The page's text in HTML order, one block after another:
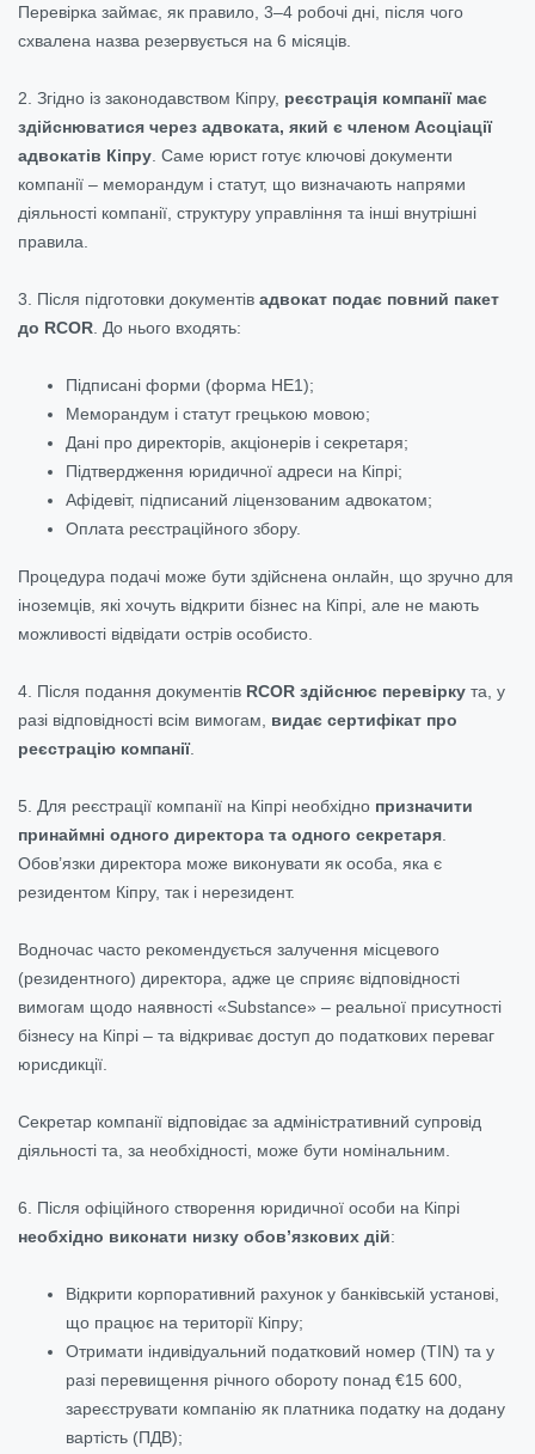
Перевірка займає, як правило, 3–4 робочі дні, після чого
схвалена назва резервується на 6 місяців.
2. Згідно із законодавством Кіпру, реєстрація компанії має
здійснюватися через адвоката, який є членом Асоціації
адвокатів Кіпру . Саме юрист готує ключові документи
компанії – меморандум і статут, що визначають напрями
діяльності компанії, структуру управління та інші внутрішні
правила.
3. Після підготовки документів адвокат подає повний пакет
до RCOR . До нього входять:
Підписані форми (форма HE1);
Меморандум і статут грецькою мовою;
Дані про директорів, акціонерів і секретаря;
Підтвердження юридичної адреси на Кіпрі;
Афідевіт, підписаний ліцензованим адвокатом;
Оплата реєстраційного збору.
Процедура подачі може бути здійснена онлайн, що зручно для
іноземців, які хочуть відкрити бізнес на Кіпрі, але не мають
можливості відвідати острів особисто.
4. Після подання документів RCOR здійснює перевірку та, у
разі відповідності всім вимогам, видає сертифікат про
реєстрацію компанії.
5. Для реєстрації компанії на Кіпрі необхідно призначити
принаймні одного директора та одного секретаря
Обов’язки директора може виконувати як особа, яка є
резидентом Кіпру, так і нерезидент.
Водночас часто рекомендується залучення місцевого
(резидентного) директора, адже це сприяє відповідності
вимогам щодо наявності «Substance» – реальної присутності
бізнесу на Кіпрі – та відкриває доступ до податкових переваг
юрисдикції.
Секретар компанії відповідає за адміністративний супровід
діяльності та, за необхідності, може бути номінальним.
6. Після офіційного створення юридичної особи на Кіпрі
необхідно виконати низку обов’язкових дій:
Відкрити корпоративний рахунок у банківській установі,
що працює на території Кіпру;
Отримати індивідуальний податковий номер (TIN) та у
разі перевищення річного обороту понад €15 600,
зареєструвати компанію як платника податку на додану
вартість (ПДВ);